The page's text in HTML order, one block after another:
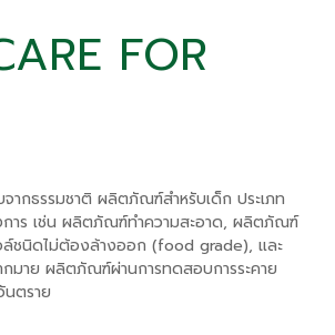
FOR
ากธรรมชาติ ผลิตภัณฑ์สำหรับเด็ก ประเภท
าร เช่น ผลิตภัณฑ์ทำความสะอาด, ผลิตภัณฑ์
ชนิดไม่ต้องล้างออก (food grade), และ
าย ผลิตภัณฑ์ผ่านการทดสอบการระคาย
นตราย